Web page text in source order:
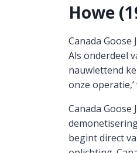
Howe
Canada Goose
Als onderdeel
nauwlettend
onze
Canada
begint direct